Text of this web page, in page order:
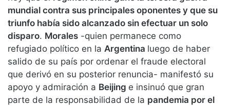
mundial contra sus principales oponentes y que su
triunfo había sido alcanzado sin efectuar un solo
disparo. Morales -quien permanece como
refugiado político en la Argentina luego de haber
salido de su país por ordenar el fraude electoral
que derivó en su posterior renuncia- manifestó su
apoyo y admiración a Beijing e insinuó que gran
parte de la responsabilidad de la pandemia por el